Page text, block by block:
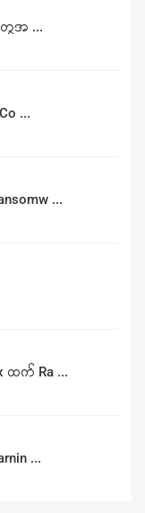
ေအ ...
...
...
ထက် Ra ...
...